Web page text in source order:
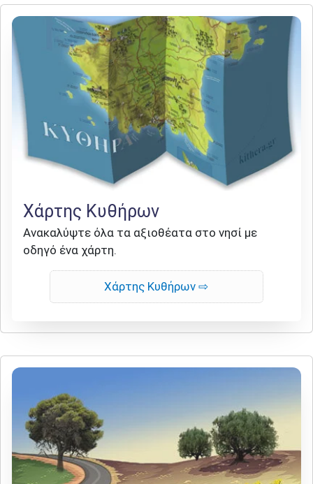
Χάρτης Κυθήρων
Ανακαλύψτε όλα τα αξιοθέατα στο νησί με
οδηγό ένα χάρτη.
Χάρτης Κυθήρων